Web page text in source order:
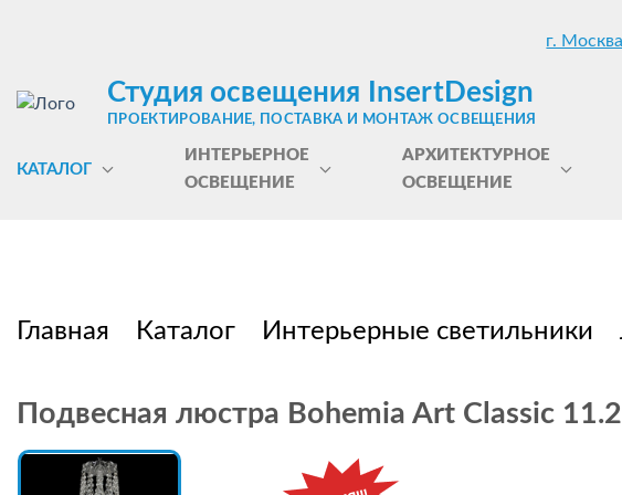
г.
Студия освещения InsertDesign
ПРОЕКТИРОВАНИЕ, ПОСТАВКА И МОНТАЖ ОСВЕЩЕНИЯ
КАТАЛОГ
ИНТЕРЬЕРНОЕ
ОСВЕЩЕНИЕ
АРХИТЕКТУРНОЕ
ОСВЕЩЕНИЕ
Главная Каталог Интерьерные светильники
Подвесная люстра Bohemia Art Classic